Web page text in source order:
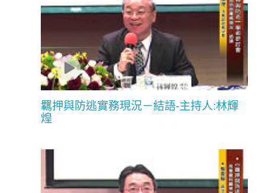
羈押與防逃實務現況－結語-主持人:林輝
煌